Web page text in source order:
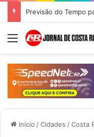
Previsão do Tempo
Menu
Início /Cidades /Costa